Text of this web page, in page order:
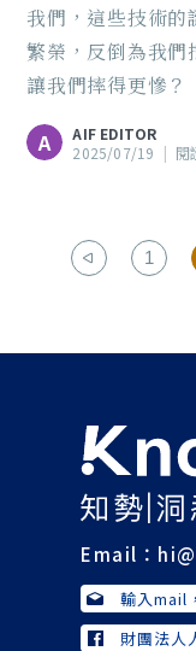
我們，這些技術的
繁榮，反倒為我
讓我們摔得更慘？
A
AIF EDITOR
2025/07/19 | 閱
1
Email：
財團法人